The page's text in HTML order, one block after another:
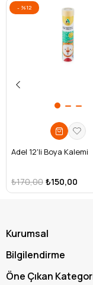
Adel 12'li Boya Kalemi
₺150,00
₺170,00
%12
Kurumsal
Bilgilendirme
Öne Çıkan